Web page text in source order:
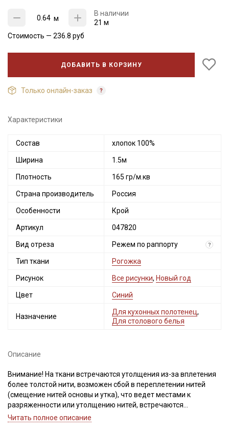
м
В наличии
21 м
Стоимость — 236.8 руб
ДОБАВИТЬ В КОРЗИНУ
Только онлайн-заказ
Характеристики
Состав хлопок 100%
Ширина 1.5м
Плотность 165 гр/м.кв
Страна производитель Россия
Особенности Крой
Артикул 047820
Вид отреза Режем по раппорту ?
Тип ткани Рогожка
Рисунок Все рисунки, Новый год
Цвет Синий
Назначение
Для кухонных полотенец,
Для столового белья
Описание
Внимание! На ткани встречаются утолщения из-за вплетения
более толстой нити, возможен сбой в переплетении нитей
(смещение нитей основы и утка), что ведет местами к
разряженности или утолщению нитей, встречаются
непрокрасы и вплетения нитей другого цвета, дефекты вдоль
Читать полное описание